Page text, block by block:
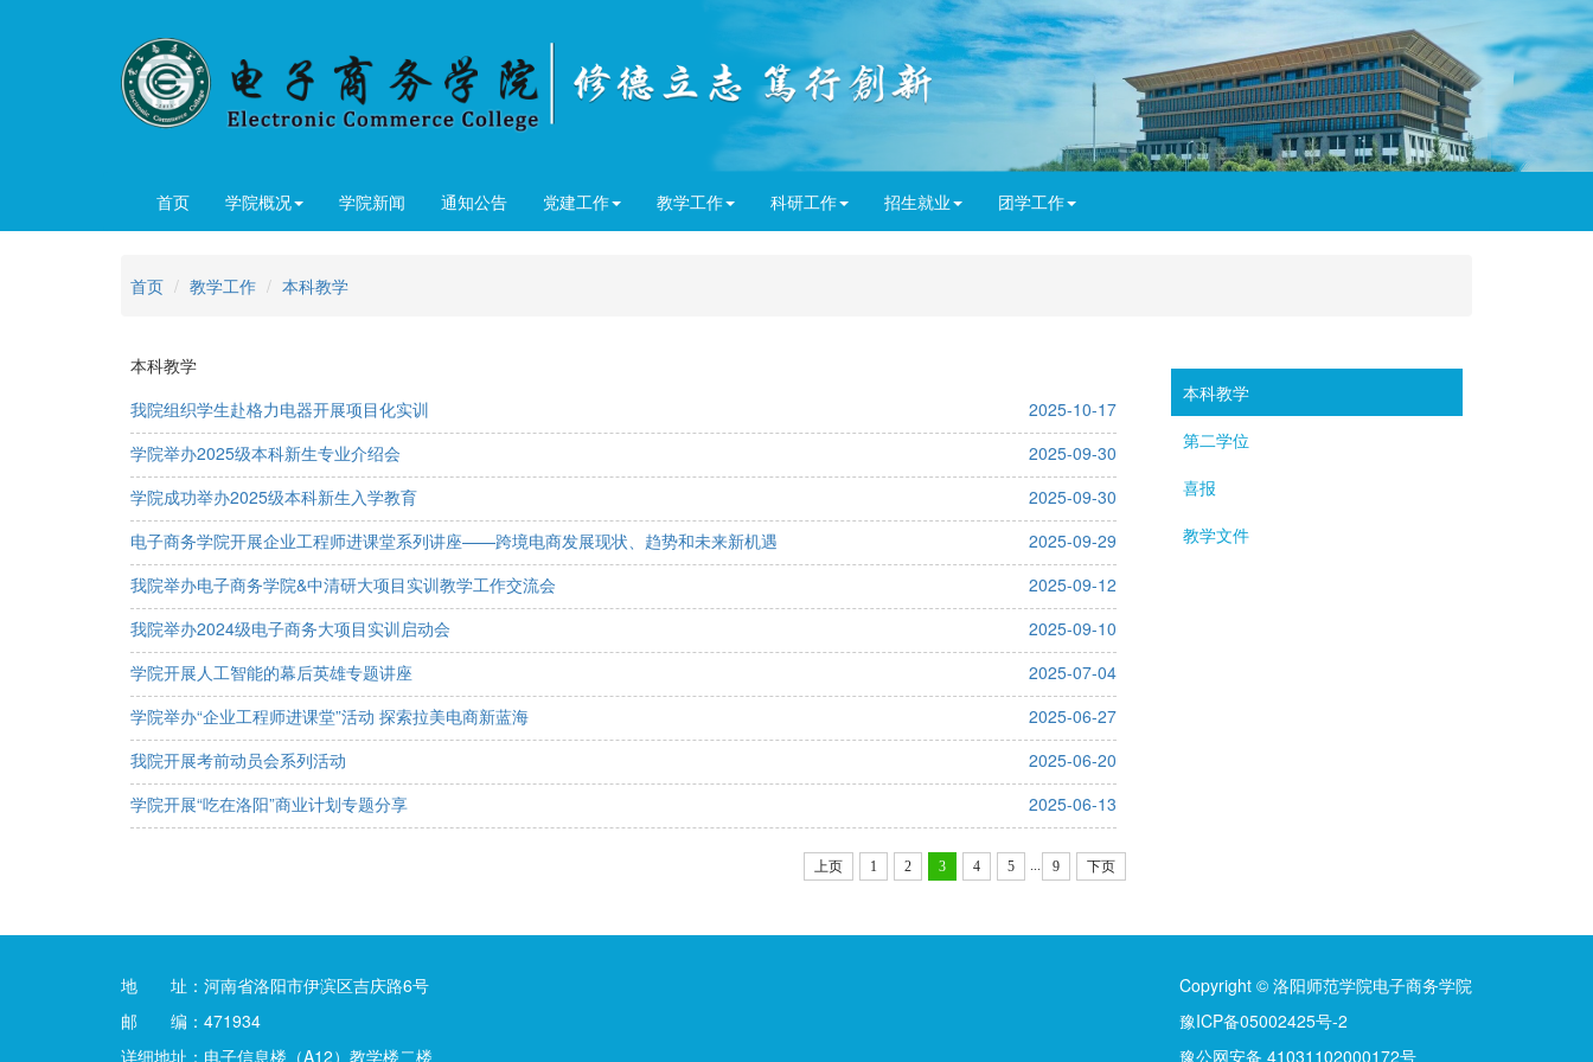
首页 学院概况 学院新闻 通知公告 党建工作 教学工作 科研工作 招生就业 团学工作
首页 教学工作 本科教学
本科教学
我院组织学生赴格力电器开展项目化实训
2025-10-17
学院举办2025级本科新生专业介绍会
2025-09-30
学院成功举办2025级本科新生入学教育
2025-09-30
电子商务学院开展企业工程师进课堂系列讲座——跨境电商发展现状、趋势和未来新机遇
2025-09-29
我院举办电子商务学院&中清研大项目实训教学工作交流会
2025-09-12
我院举办2024级电子商务大项目实训启动会
2025-09-10
学院开展人工智能的幕后英雄专题讲座
2025-07-04
学院举办“企业工程师进课堂”活动 探索拉美电商新蓝海
2025-06-27
我院开展考前动员会系列活动
2025-06-20
学院开展“吃在洛阳”商业计划专题分享
2025-06-13
上页 1 2 3 4 5 9 下页
本科教学
第二学位
喜报
教学文件
地 址：河南省洛阳市伊滨区吉庆路6号
邮 编：471934
详细地址：电子信息楼（A12）教学楼二楼
Copyright © 洛阳师范学院电子商务学院
豫ICP备05002425号-2
豫公网安备 41031102000172号